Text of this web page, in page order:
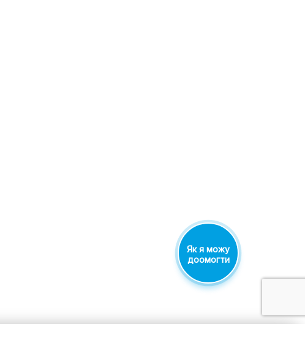
Як я можу
доомогти